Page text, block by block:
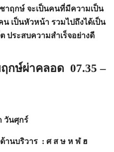
าฤกษ์ จะเป็นคนที่มีความเป็น
น เป็นหัวหน้า รวมไปถึงได้เป็น
ประสบความสำเร็จอย่างดี
กษ์ผ่าคลอด 07.35 –
วันศุกร์
านบริวาร : ศ ส ษ ห ฬ ฮ